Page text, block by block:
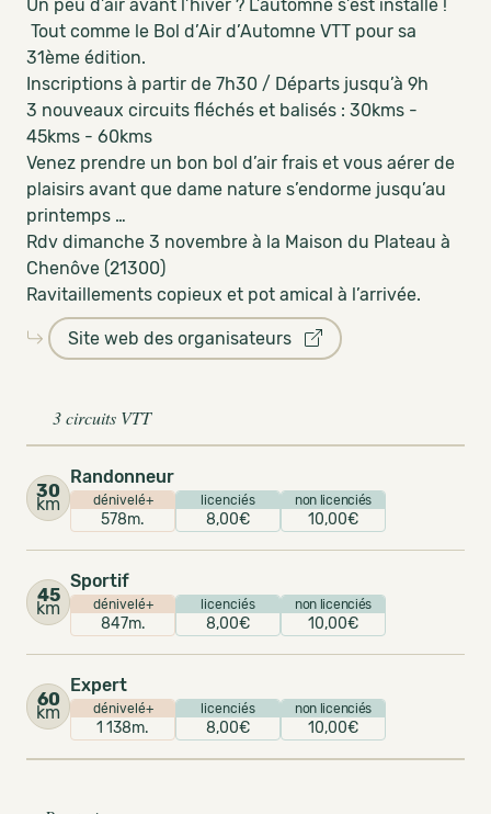
Un peu d’air avant l’hiver ? L’automne s’est installé !
Tout comme le Bol d’Air d’Automne VTT pour sa
31ème édition.
Inscriptions à partir de 7h30 / Départs jusqu’à 9h
3 nouveaux circuits fléchés et balisés : 30kms -
45kms - 60kms
Venez prendre un bon bol d’air frais et vous aérer de
plaisirs avant que dame nature s’endorme jusqu’au
printemps …
Rdv dimanche 3 novembre à la Maison du Plateau à
Chenôve (21300)
Ravitaillements copieux et pot amical à l’arrivée.
Site web des organisateurs
3 circuits VTT
30
km
Randonneur
dénivelé+
578m.
licenciés
8,00€
non licenciés
10,00€
45
km
Sportif
dénivelé+
847m.
licenciés
8,00€
non licenciés
10,00€
60
km
Expert
dénivelé+
1 138m.
licenciés
8,00€
non licenciés
10,00€